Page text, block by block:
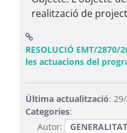
realització de
RESOLUCIÓ EMT/
les actuacions del
Última actualització:
Categories:
Autor: